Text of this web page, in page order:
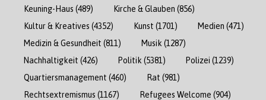
Keuning-Haus (489) Kirche & Glauben (856)
Kultur & Kreatives (4352) Kunst (1701) Medien (471)
Medizin & Gesundheit (811) Musik (1287)
Nachhaltigkeit (426) Politik (5381) Polizei (1239)
Quartiersmanagement (460) Rat (981)
Rechtsextremismus (1167) Refugees Welcome (904)